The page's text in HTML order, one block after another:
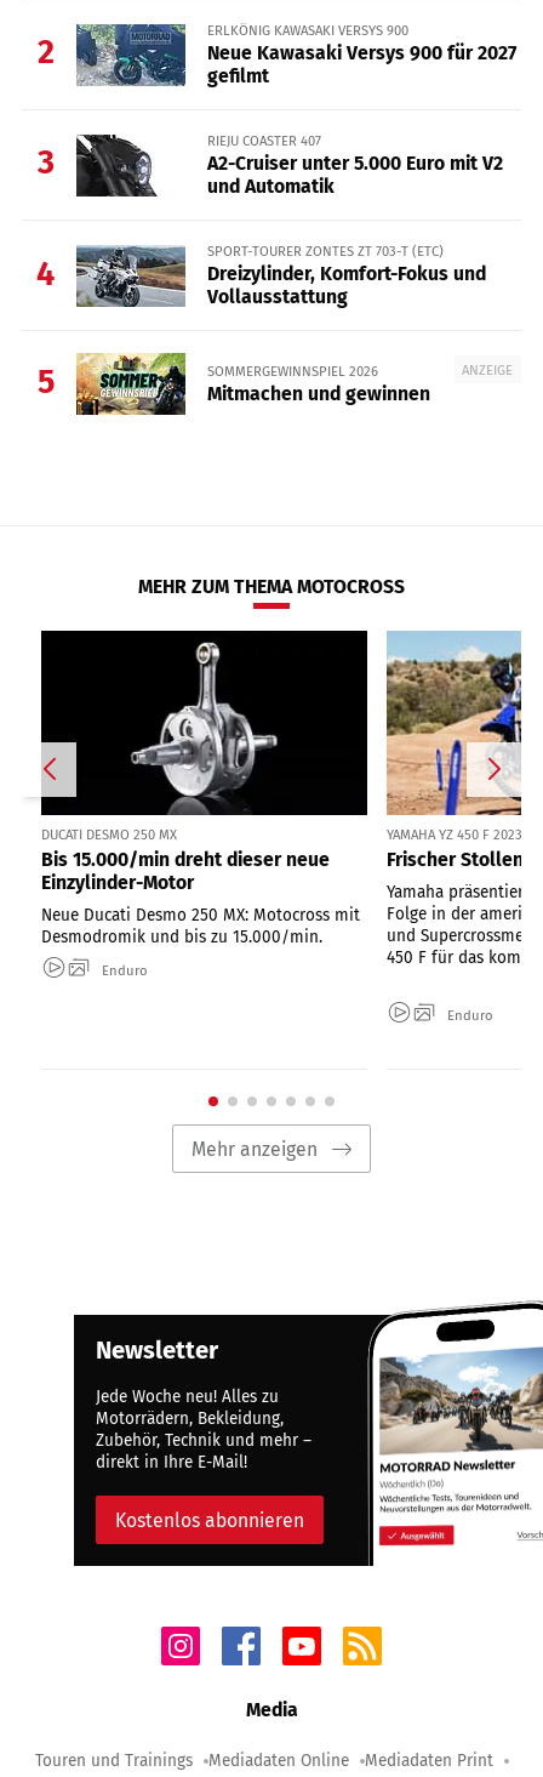
2
ERLKÖNIG KAWASAKI VERSYS 900
Neue Kawasaki Versys 900 für 2027
gefilmt
3
RIEJU COASTER 407
A2-Cruiser unter 5.000 Euro mit V2
und Automatik
4
SPORT-TOURER ZONTES ZT 703-T (ETC)
Dreizylinder, Komfort-Fokus und
Vollausstattung
5 ANZEIGE
SOMMERGEWINNSPIEL 2026
Mitmachen und gewinnen
MEHR ZUM THEMA MOTOCROSS
DUCATI DESMO 250 MX
Bis 15.000/min dreht dieser neue
Einzylinder-Motor
Neue Ducati Desmo 250 MX: Motocross mit
Desmodromik und bis zu 15.000/min.
Enduro
YAMAHA YZ 450 F 2023
Frischer
Yamaha präsentiert
Folge in der
und
450 F für das
Enduro
Mehr anzeigen
Newsletter
Jede Woche neu! Alles zu
Motorrädern, Bekleidung,
Zubehör, Technik und mehr –
direkt in Ihre E-Mail!
Kostenlos abonnieren
Media
Touren und Trainings Mediadaten Online Mediadaten Print